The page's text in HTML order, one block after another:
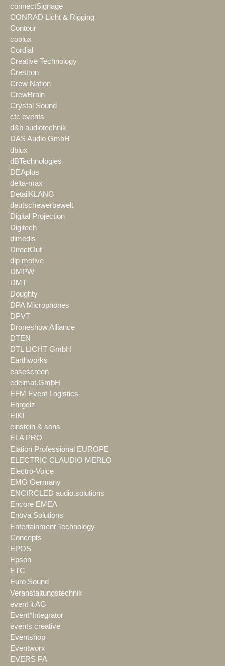
connectSignage
CONRAD Licht & Rigging
Contour
coolux
Cordial
Creative Technology
Crestron
Crew Nation
CrewBrain
Crystal Sound
ctc events
d&b audiotechnik
DAS Audio GmbH
dblux
dBTechnologies
DEAplus
delta-max
DetailKLANG
deutschewerbewelt
Digital Projection
Digitech
dimedis
DirectOut
dlp motive
DMPW
DMT
Doughty
DPA Microphones
DPVT
Droneshow Alliance
DTEN
DTL LICHT GmbH
Earthworks
easescreen
edelmat.GmbH
EFM Event Logistics
Ehrgeiz
EIKI
einstein & sons
ELA PRO
Elation Professional EUROPE
ELECTRIC CLAUDIO MERLO
Electro-Voice
EMG Germany
ENCIRCLED audio.solutions
Encore EMEA
Enova Solutions
Entertainment Technology
Concepts
EPOS
Epson
ETC
Euro Sound
Veranstaltungstechnik
event it AG
Event*Integrator
events creative
Eventshop
Eventworx
EVERS PA